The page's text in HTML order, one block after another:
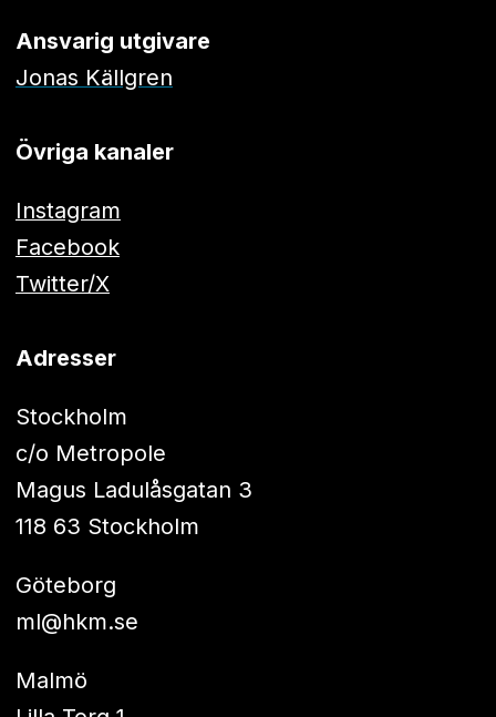
Ansvarig utgivare
Jonas Källgren
Övriga kanaler
Instagram
Facebook
Twitter/X
Adresser
Stockholm
c/o Metropole
Magus Ladulåsgatan 3
118 63 Stockholm
Göteborg
ml@hkm.se
Malmö